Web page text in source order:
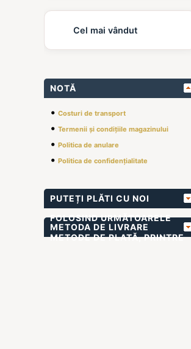
Cel mai vândut
NOTĂ
• Costuri de transport
• Termenii și condițiile magazinului
• Politica de anulare
• Politica de confidențialitate
PUTEȚI PLĂTI CU NOI
FOLOSIND URMĂTOARELE
METODE DE PLATĂ, PRINTRE
METODA DE LIVRARE